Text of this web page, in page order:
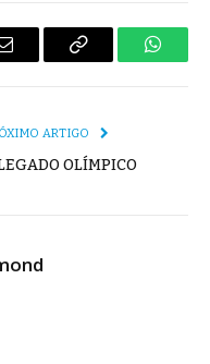
E-
Copiar
ARTIGO
OLÍMPICO